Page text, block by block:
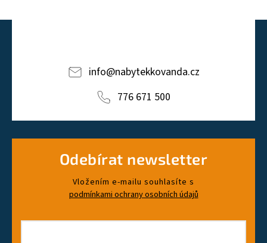
info@nabytekkovanda.cz
776 671 500
Odebírat newsletter
Vložením e-mailu souhlasíte s
podmínkami ochrany osobních údajů